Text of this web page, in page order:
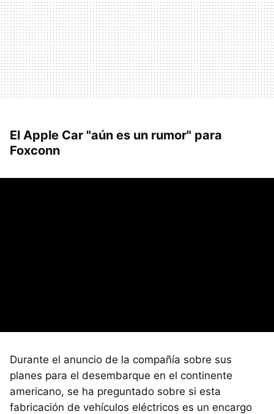
El Apple Car "aún es un rumor" para
Foxconn
Durante el anuncio de la compañía sobre sus
planes para el desembarque en el continente
americano, se ha preguntado sobre si esta
fabricación de vehículos eléctricos es un encargo